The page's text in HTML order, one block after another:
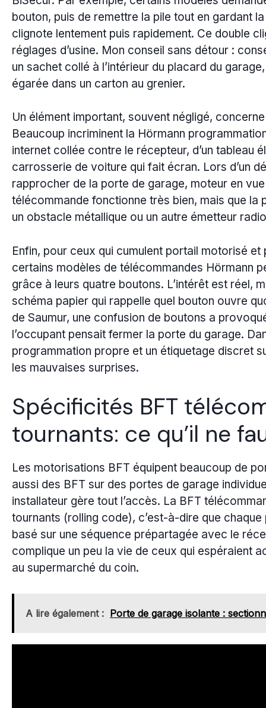
bouton, puis de remettre la pile tout en gardant
clignote lentement puis rapidement. Ce double
réglages d’usine. Mon conseil sans détour :
un sachet collé à l’intérieur du placard du
égarée dans un carton au grenier.
Un élément important, souvent négligé,
Beaucoup incriminent la Hörmann
internet collée contre le récepteur, d’un tableau
carrosserie de voiture qui fait écran. Lors d’un
rapprocher de la porte de garage, moteur en
télécommande fonctionne très bien, mais que
un obstacle métallique ou un autre émetteur
Enfin, pour ceux qui cumulent portail motorisé
certains modèles de télécommandes Hörmann
grâce à leurs quatre boutons. L’intérêt est réel,
schéma papier qui rappelle quel bouton ouvre
de Saumur, une confusion de boutons a
l’occupant pensait fermer la porte du garage.
programmation propre et un étiquetage discret
les mauvaises surprises.
Spécificités BFT
tournants: ce qu’il ne
Les motorisations BFT équipent beaucoup de
aussi des BFT sur des portes de garage
installateur gère tout l’accès. La BFT
tournants (rolling code), c’est-à-dire que
basé sur une séquence prépartagée avec le
complique un peu la vie de ceux qui espéraient
au supermarché du coin.
A lire également : Porte de garage isolante :